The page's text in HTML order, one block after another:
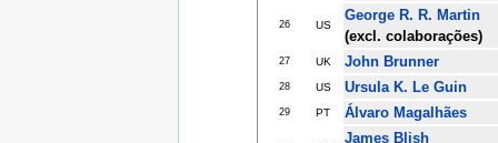
26 US
George R. R. Martin
(excl. colaborações)
27 UK John Brunner
28 US Ursula K. Le Guin
29 PT Álvaro Magalhães
James Blish